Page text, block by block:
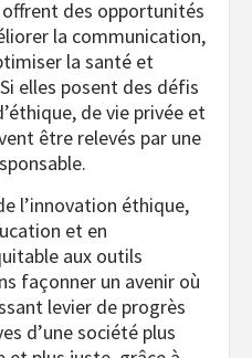
des opportunités
la communication,
la santé et
elles posent des défis
de vie privée et
être relevés par une
l’innovation éthique,
et en
aux outils
façonner un avenir où
levier de progrès
d’une société plus